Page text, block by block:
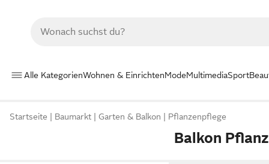
Alle KategorienWohnen & EinrichtenModeMultimediaSport
Startseite Baumarkt Garten & Balkon Pflanzenpflege
Balkon